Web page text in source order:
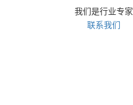
我们是行业专家
联系我们